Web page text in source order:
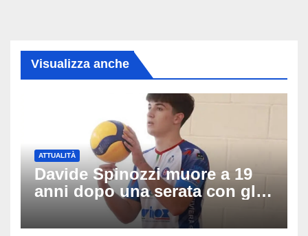
Visualizza anche
ATTUALITÀ
Davide Spinozzi muore a 19
anni dopo una serata con gli
amici: il mistero dello
schianto senza frenata